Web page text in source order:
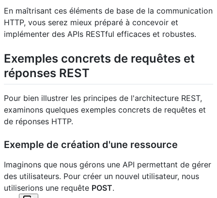
En maîtrisant ces éléments de base de la communication
HTTP, vous serez mieux préparé à concevoir et
implémenter des APIs RESTful efficaces et robustes.
Exemples concrets de requêtes et
réponses REST
Pour bien illustrer les principes de l'architecture REST,
examinons quelques exemples concrets de requêtes et
de réponses HTTP.
Exemple de création d'une ressource
Imaginons que nous gérons une API permettant de gérer
des utilisateurs. Pour créer un nouvel utilisateur, nous
utiliserions une requête POST.